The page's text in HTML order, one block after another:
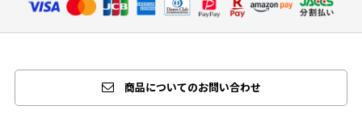
商品についてのお問い合わせ